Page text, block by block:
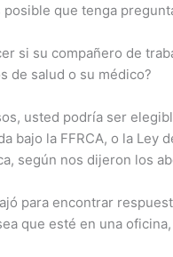
posible que tenga
si su compañero de
de salud o su médico?
usted podría ser
bajo la FFRCA, o la
según nos dijeron los
para encontrar
que esté en una